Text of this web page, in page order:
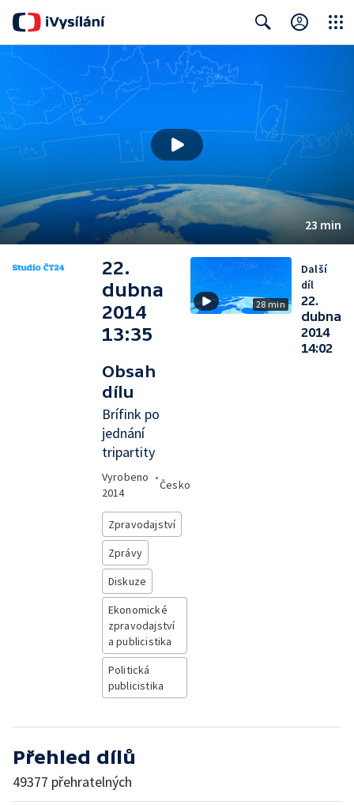
23 min
22.
dubna
2014
13:35
Obsah
dílu
Brífink po
jednání
tripartity
Vyrobeno
2014
•
Česko
Zpravodajství
Zprávy
Diskuze
Ekonomické
zpravodajství
a publicistika
Politická
publicistika
28 min
Další
díl
22.
dubna
2014
14:02
Přehled dílů
49377 přehratelných